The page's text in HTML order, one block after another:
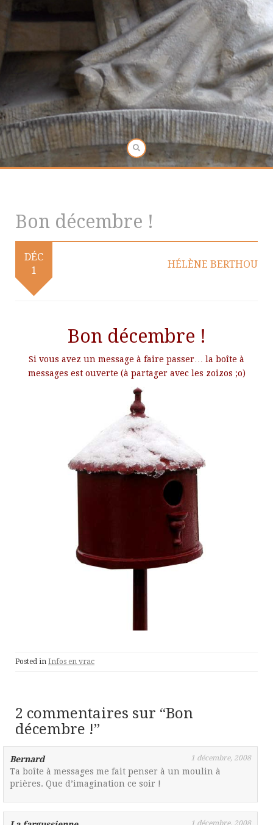
Bon décembre !
DÉC
1
HÉLÈNE BERTHOU
Bon décembre !
Si vous avez un message à faire passer… la boîte à
messages est ouverte (à partager avec les zoizos ;o)
Posted in Infos en vrac
2 commentaires sur “Bon
décembre !”
Bernard 1 décembre, 2008
Ta boîte à messages me fait penser à un moulin à
prières. Que d’imagination ce soir !